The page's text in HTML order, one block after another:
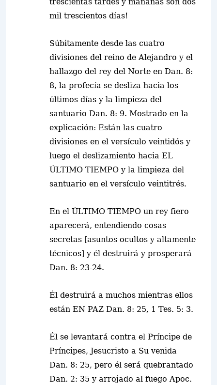
mil trescientos días!
Súbitamente desde las cuatro
divisiones del reino de Alejandro y el
hallazgo del rey del Norte en Dan. 8:
8, la profecía se desliza hacia los
últimos días y la limpieza del
santuario Dan. 8: 9. Mostrado en la
explicación: Están las cuatro
divisiones en el versículo veintidós y
luego el deslizamiento hacia EL
ÚLTIMO TIEMPO y la limpieza del
santuario en el versículo veintitrés.
En el ÚLTIMO TIEMPO un rey fiero
aparecerá, entendiendo cosas
secretas [asuntos ocultos y altamente
técnicos] y él destruirá y prosperará
Dan. 8: 23-24.
Él destruirá a muchos mientras ellos
están EN PAZ Dan. 8: 25, 1 Tes. 5: 3.
Él se levantará contra el Príncipe de
Príncipes, Jesucristo a Su venida
Dan. 8: 25, pero él será quebrantado
Dan. 2: 35 y arrojado al fuego Apoc.